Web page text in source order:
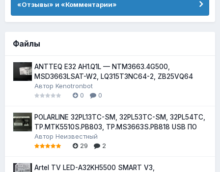
«Отзывы» и «Комментарии»
Файлы
ANTTEQ E32 AH1.Q1L — NTM3663.4G500,
MSD3663LSAT-W2, LQ315T3NC64-2, ZB25VQ64
Автор Kenotronbot
0
0
POLARLINE 32PL13TC-SM, 32PL53TC-SM, 32PL54TC,
TP.MTK5510S.PB803, TP.MS3663S.PB818 USB ПО
Автор Неизвестный
29
2
Artel TV LED-A32KH5500 SMART V3,